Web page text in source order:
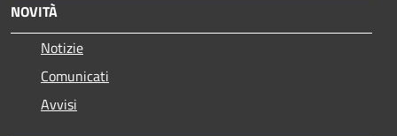
NOVITÀ
Notizie
Comunicati
Avvisi